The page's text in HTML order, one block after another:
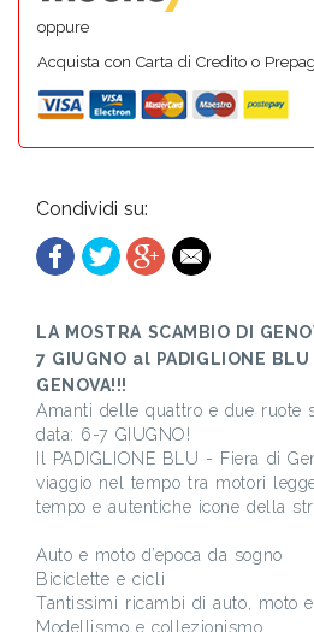
oppure
Acquista con Carta di Credito o
Condividi su:
LA MOSTRA SCAMBIO DI
7 GIUGNO al PADIGLIONE BLU
GENOVA!!!
Amanti delle quattro e due ruote
data: 6-7 GIUGNO!
Il PADIGLIONE BLU - Fiera di
viaggio nel tempo tra motori
tempo e autentiche icone della
Auto e moto d’epoca da sogno
Biciclette e cicli
Tantissimi ricambi di auto, moto
Modellismo e collezionismo